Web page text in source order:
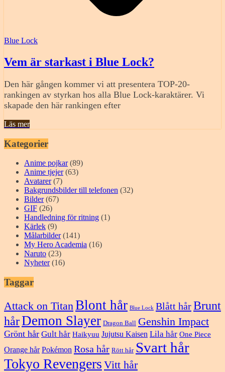
Blue Lock
Vem är starkast i Blue Lock?
Den här gången kommer vi att presentera TOP-20-
rankingen av styrkan hos alla Blue Lock-karaktärer. Vi
skapade den här rankingen efter
Läs mer
Kategorier
Anime pojkar(89)
Anime tjejer(63)
Avatarer(7)
Bakgrundsbilder till telefonen (32)
Bilder(67)
GIF (26)
Handledning för ritning (1)
Kärlek (9)
Målarbilder(141)
My Hero Academia (16)
Naruto (23)
Nyheter(16)
Taggar
Attack on Titan Blont hår Blue Lock Blått hårBrunt
hårDemon Slayer Dragon Ball Genshin Impact
Grönt hår Gult hår Haikyuu Jujutsu Kaisen Lila hår One Piece
Orange hår Pokémon Rosa hår Rött hår Svart hår
Tokyo Revengers Vitt hår